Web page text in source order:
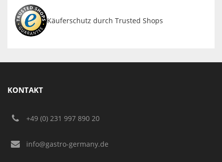
Käuferschutz durch Trusted Shops
KONTAKT
+49 (0) 231 997 890 20
info@gastro-germany.de